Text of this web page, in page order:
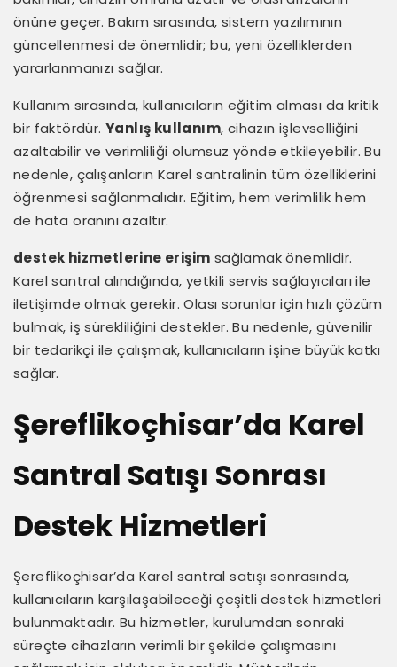
önüne geçer. Bakım sırasında, sistem yazılımının
güncellenmesi de önemlidir; bu, yeni özelliklerden
yararlanmanızı sağlar.
Kullanım sırasında, kullanıcıların eğitim alması da kritik
bir faktördür.Yanlış kullanım, cihazın işlevselliğini
azaltabilir ve verimliliği olumsuz yönde etkileyebilir. Bu
nedenle, çalışanların Karel santralinin tüm özelliklerini
öğrenmesi sağlanmalıdır. Eğitim, hem verimlilik hem
de hata oranını azaltır.
destek hizmetlerine erişim sağlamak önemlidir.
Karel santral alındığında, yetkili servis sağlayıcıları ile
iletişimde olmak gerekir. Olası sorunlar için hızlı çözüm
bulmak, iş sürekliliğini destekler. Bu nedenle, güvenilir
bir tedarikçi ile çalışmak, kullanıcıların işine büyük katkı
sağlar.
Şereflikoçhisar’da Karel
Santral Satışı Sonrası
Destek Hizmetleri
Şereflikoçhisar’da Karel santral satışı sonrasında,
kullanıcıların karşılaşabileceği çeşitli destek hizmetleri
bulunmaktadır. Bu hizmetler, kurulumdan sonraki
süreçte cihazların verimli bir şekilde çalışmasını